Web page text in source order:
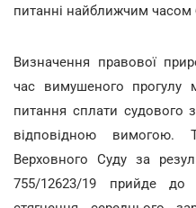
питанні найближчим часом
Визначення правової
час вимушеного прогулу
питання сплати судового
відповідною
Верховного Суду за
755/12623/19 прийде